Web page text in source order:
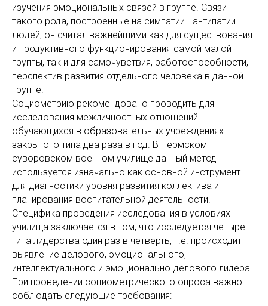
изучения эмоциональных связей в группе. Связи
такого рода, построенные на симпатии - антипатии
людей, он считал важнейшими как для существования
и продуктивного функционирования самой малой
группы, так и для самочувствия, работоспособности,
перспектив развития отдельного человека в данной
группе.
Социометрию рекомендовано проводить для
исследования межличностных отношений
обучающихся в образовательных учреждениях
закрытого типа два раза в год. В Пермском
суворовском военном училище данный метод
используется изначально как основной инструмент
для диагностики уровня развития коллектива и
планирования воспитательной деятельности.
Специфика проведения исследования в условиях
училища заключается в том, что исследуется четыре
типа лидерства один раз в четверть, т.е. происходит
выявление делового, эмоционального,
интеллектуального и эмоционально-делового лидера.
При проведении социометрического опроса важно
соблюдать следующие требования: